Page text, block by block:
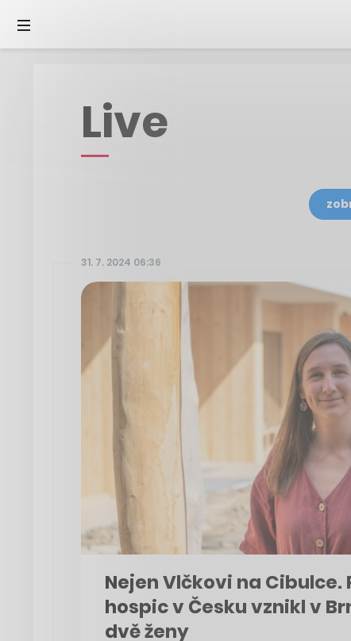
Live
31. 7. 2024 06:36
Nejen Vlčkovi na
hospic v Česku vznikl v
dvě ženy